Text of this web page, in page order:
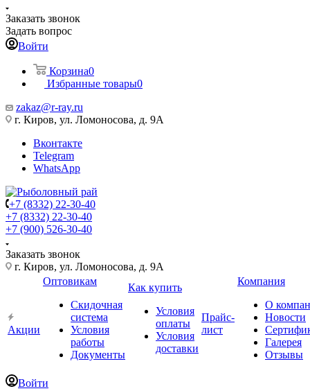
Заказать звонок
Задать вопрос
Войти
Корзина0
Избранные товары0
zakaz@r-ray.ru
г. Киров, ул. Ломоносова, д. 9А
Вконтакте
Telegram
WhatsApp
+7 (8332) 22-30-40
+7 (8332) 22-30-40
+7 (900) 526-30-40
Заказать звонок
г. Киров, ул. Ломоносова, д. 9А
Акции
Оптовикам
Скидочная
система
Условия
работы
Документы
Как купить
Условия
оплаты
Условия
доставки
Прайс-
лист
Компания
О
Новости
Галерея
Отзывы
Войти